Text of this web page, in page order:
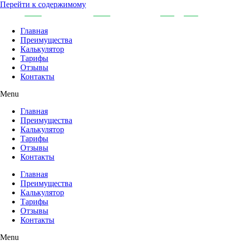
Перейти к содержимому
Главная
Преимущества
Калькулятор
Тарифы
Отзывы
Контакты
Menu
Главная
Преимущества
Калькулятор
Тарифы
Отзывы
Контакты
Главная
Преимущества
Калькулятор
Тарифы
Отзывы
Контакты
Menu